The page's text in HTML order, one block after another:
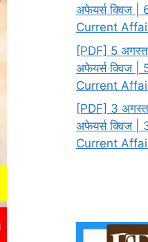
अफेयर्स क्विज
Current
[PDF] 5
अफेयर्स क्विज
Current
[PDF] 3
अफेयर्स क्विज
Current